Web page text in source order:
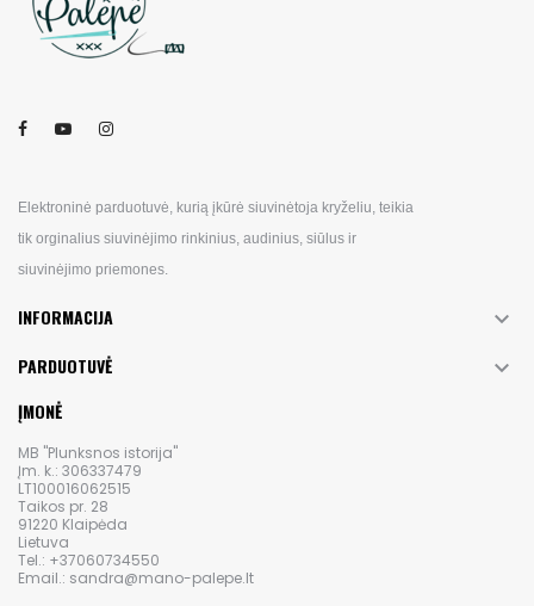
Elektroninė parduotuvė, kurią įkūrė siuvinėtoja kryželiu, teikia
tik orginalius siuvinėjimo rinkinius, audinius, siūlus ir
siuvinėjimo priemones.
INFORMACIJA 
PARDUOTUVĖ 
ĮMONĖ
MB "Plunksnos istorija"
Įm. k.: 306337479
LT100016062515
Taikos pr. 28
91220 Klaipėda
Lietuva
Tel.: +37060734550
Email.: sandra@mano-palepe.lt